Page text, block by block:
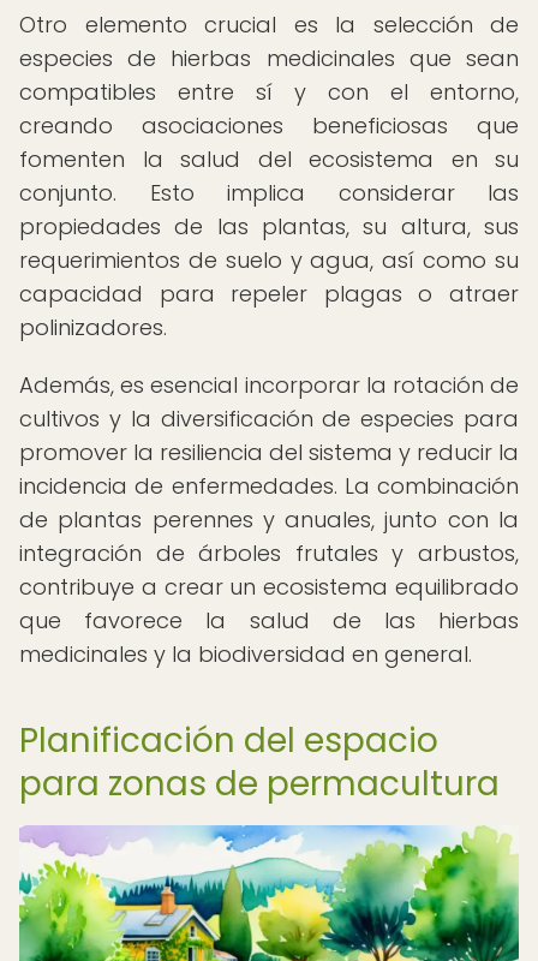
Otro elemento crucial es la selección de
especies de hierbas medicinales que sean
compatibles entre sí y con el entorno,
creando asociaciones beneficiosas que
fomenten la salud del ecosistema en su
conjunto. Esto implica considerar las
propiedades de las plantas, su altura, sus
requerimientos de suelo y agua, así como su
capacidad para repeler plagas o atraer
polinizadores.
Además, es esencial incorporar la rotación de
cultivos y la diversificación de especies para
promover la resiliencia del sistema y reducir la
incidencia de enfermedades. La combinación
de plantas perennes y anuales, junto con la
integración de árboles frutales y arbustos,
contribuye a crear un ecosistema equilibrado
que favorece la salud de las hierbas
medicinales y la biodiversidad en general.
Planificación del espacio
para zonas de permacultura